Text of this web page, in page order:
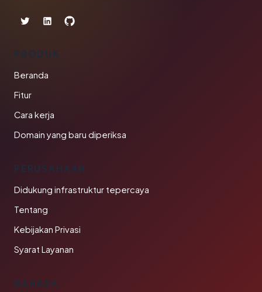
PRODUK
Beranda
Fitur
Cara kerja
Domain yang baru diperiksa
PERUSAHAAN
Didukung infrastruktur tepercaya
Tentang
Kebijakan Privasi
Syarat Layanan
BAHASA